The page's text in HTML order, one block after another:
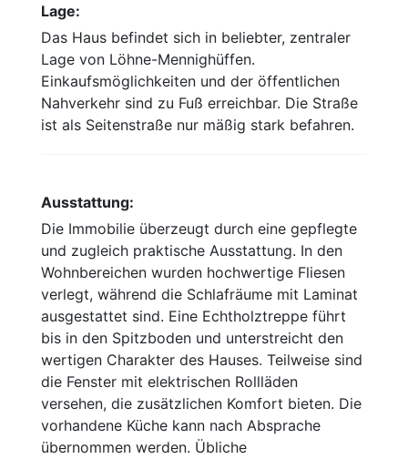
Lage:
Das Haus befindet sich in beliebter, zentraler
Lage von Löhne-Mennighüffen.
Einkaufsmöglichkeiten und der öffentlichen
Nahverkehr sind zu Fuß erreichbar. Die Straße
ist als Seitenstraße nur mäßig stark befahren.
Ausstattung:
Die Immobilie überzeugt durch eine gepflegte
und zugleich praktische Ausstattung. In den
Wohnbereichen wurden hochwertige Fliesen
verlegt, während die Schlafräume mit Laminat
ausgestattet sind. Eine Echtholztreppe führt
bis in den Spitzboden und unterstreicht den
wertigen Charakter des Hauses. Teilweise sind
die Fenster mit elektrischen Rollläden
versehen, die zusätzlichen Komfort bieten. Die
vorhandene Küche kann nach Absprache
übernommen werden. Übliche